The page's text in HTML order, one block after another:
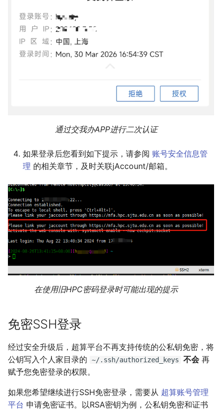
通过交我办APP进行二次认证
如果登录后您看到如下提示，请参阅 账号安全信息管
理 的相关章节，及时关联jAccount/邮箱。
在使用旧HPC密码登录时可能出现的提示
免密SSH登录
经过安全升级后，超算平台不再支持传统的公私钥免密，将
公钥写入个人家目录的
~/.ssh/authorized_keys 不会 再
赋予您免密登录的权限。
如果您希望继续进行SSH免密登录，需要从 超算账号管理
平台 申请免密证书。以RSA密钥为例，公私钥免密和证书